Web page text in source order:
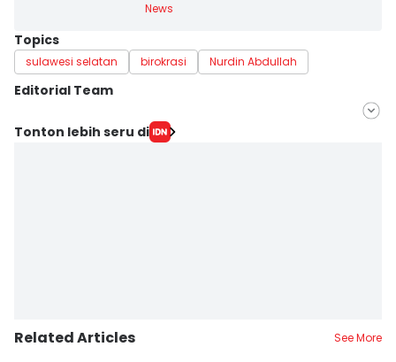
News
Topics
sulawesi selatan birokrasi Nurdin Abdullah
Editorial Team
Editor
Tonton lebih seru di
Related Articles See More